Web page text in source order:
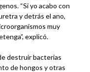
“Si yo acabo con
y detrás el ano,
muy
explicó.
destruir bacterias
de hongos y otras